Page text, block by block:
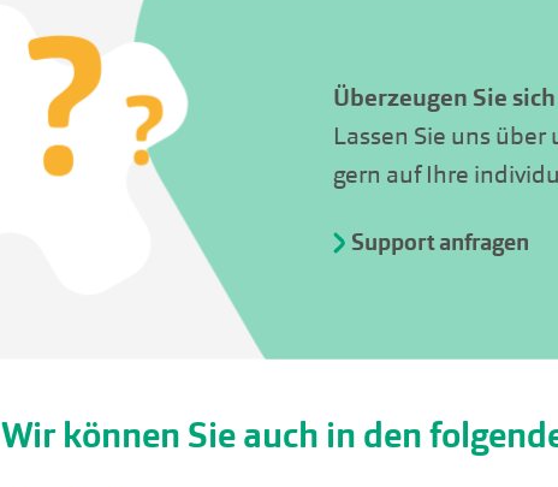
Überzeugen Sie
Lassen Sie uns
gern auf Ihre
Support anfragen
Wir können Sie auch in den